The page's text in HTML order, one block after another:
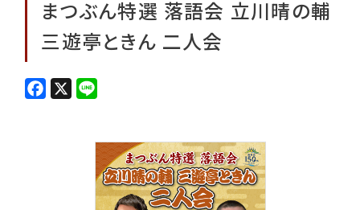
まつぶん特選 落語会 立川晴の輔
三遊亭ときん 二人会
F
a
X